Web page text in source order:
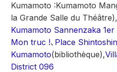
Kumamoto :Kumamoto
la Grande Salle du Théâtre),
Kumamoto Sannenzaka
Mon truc !、 Place
Kumamoto(bibliothèque),
District 096